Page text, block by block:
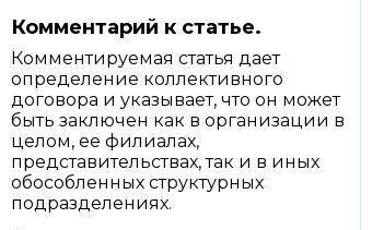
Комментарий к статье.
Комментируемая статья дает
определение коллективного
договора и указывает, что он может
быть заключен как в организации в
целом, ее филиалах,
представительствах, так и в иных
обособленных структурных
подразделениях.